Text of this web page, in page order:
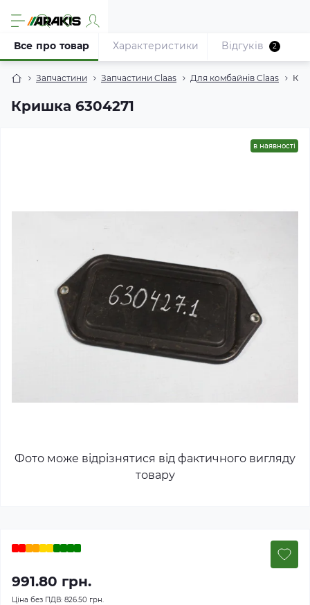
Запчастини Запчастини Claas Для комбайнів Claas
Кришка 6304271
Все про товар Характеристики Відгуків 2
в наявності
Фото може відрізнятися від фактичного вигляду
товару
991.80 грн.
Ціна без ПДВ: 826.50 грн.